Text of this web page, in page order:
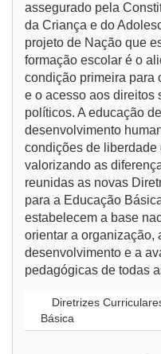
assegurado pela
da Criança e do
projeto de Nação que
formação escolar é o
condição primeira para
e o acesso aos direitos
políticos. A educação
desenvolvimento
condições de
valorizando as
reunidas as novas
para a Educação
estabelecem a base
orientar a organização,
desenvolvimento e a
pedagógicas de todas
Diretrizes
Básica